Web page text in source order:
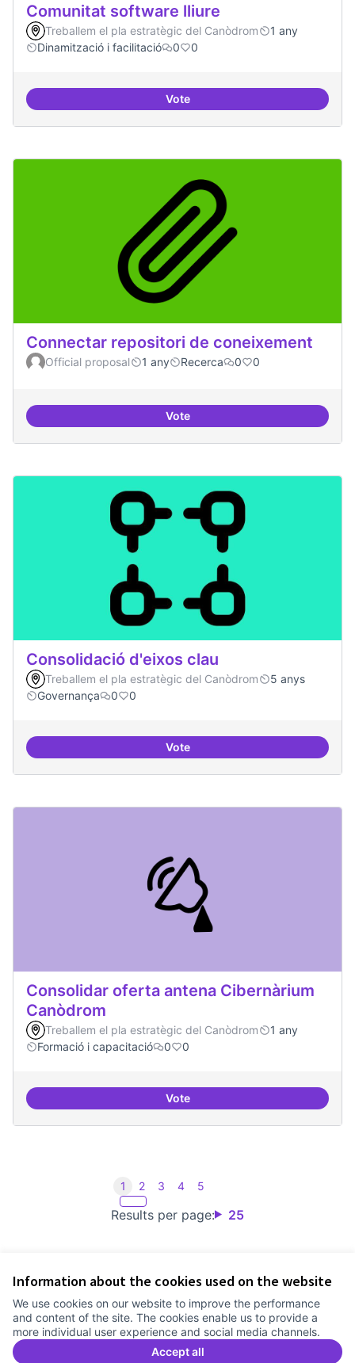
Information about the cookies used on the website
We use cookies on our website to improve the performance
and content of the site. The cookies enable us to provide a
more individual user experience and social media channels.
Accept all
Comunitat software lliure
Treballem el pla estratègic del Canòdrom
1 any
Dinamització i facilitació
0 0
VoteComunitat software lliure
Connectar repositori de coneixement
Official proposal 1 any Recerca 0 0
VoteConnectar repositori de
Consolidació d'eixos clau
Treballem el pla estratègic del Canòdrom
5 anys
Governança
0 0
VoteConsolidació d'eixos clau
Consolidar oferta antena Cibernàrium
Canòdrom
Treballem el pla estratègic del Canòdrom
1 any
Formació i capacitació
0 0
VoteConsolidar oferta antena
Results per page: 25
1 2 3 4 5
Cookie settings
Comunitat Canòdrom at Facebook
(External link)
Comunitat Canòdrom at Instagram
(External link)
Comunitat Canòdrom at YouTube
(External link)
English
Triar la llenguaElegir el idiomaChoose language